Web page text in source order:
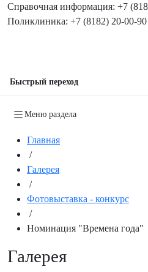
Справочная информация: +7
Поликлиника: +7 (8182) 20-00-90
Быстрый переход
Меню раздела
Главная
/
Галерея
/
Фотовыставка - конкурс
/
Номинация "Времена года"
Галерея